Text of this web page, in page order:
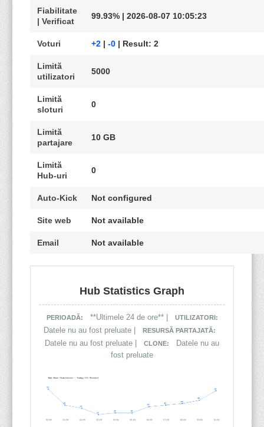
Fiabilitate
| Verificat
99.93% | 2026-08-07 10:05:23
Voturi +2 | -0 | Result: 2
Limită
utilizatori
5000
Limită
sloturi
0
Limită
partajare
10 GB
Limită
Hub-uri
0
Auto-Kick Not configured
Site web Not available
Email Not available
Hub Statistics Graph
PERIOADĂ: **Ultimele 24 de ore** | UTILIZATORI:
Datele nu au fost preluate | RESURSĂ PARTAJATĂ:
Datele nu au fost preluate | CLONE:
Datele nu au
fost preluate